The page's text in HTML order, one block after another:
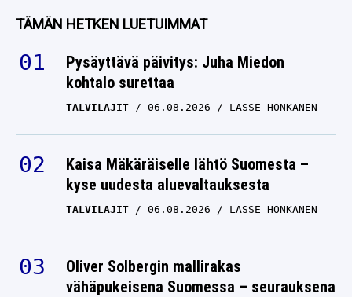
TÄMÄN HETKEN LUETUIMMAT
Pysäyttävä päivitys: Juha Miedon
kohtalo surettaa
TALVILAJIT 06.08.2026 LASSE HONKANEN
Kaisa Mäkäräiselle lähtö Suomesta –
kyse uudesta aluevaltauksesta
TALVILAJIT 06.08.2026 LASSE HONKANEN
Oliver Solbergin mallirakas
vähäpukeisena Suomessa – seurauksena